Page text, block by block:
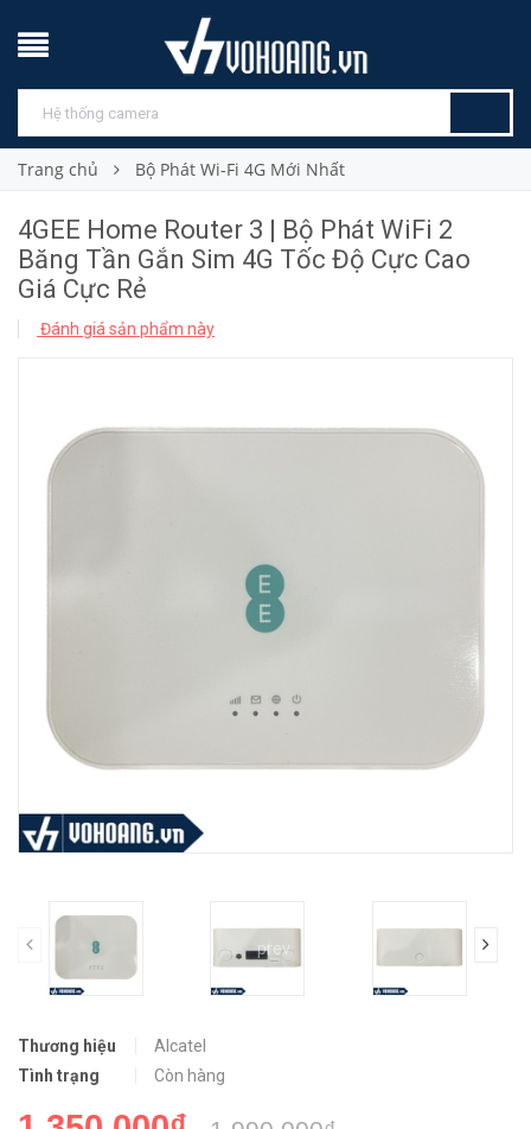
Trang chủ Bộ Phát Wi-Fi 4G Mới Nhất
4GEE Home Router 3 | Bộ Phát WiFi 2
Băng Tần Gắn Sim 4G Tốc Độ Cực Cao
Giá Cực Rẻ
Đánh giá sản phẩm này
prev
Thương hiệu
Alcatel
Tình trạng
Còn hàng